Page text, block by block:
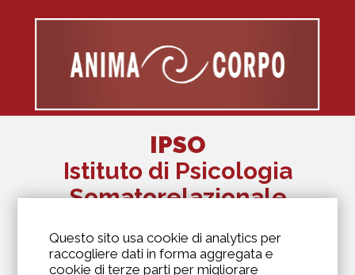
Questo sito usa cookie di analytics per
raccogliere dati in forma aggregata e
cookie di terze parti per migliorare
IPSO
Istituto di Psicologia
Somatorelazionale
Via Antonio Kramer, 6
20129 Milano